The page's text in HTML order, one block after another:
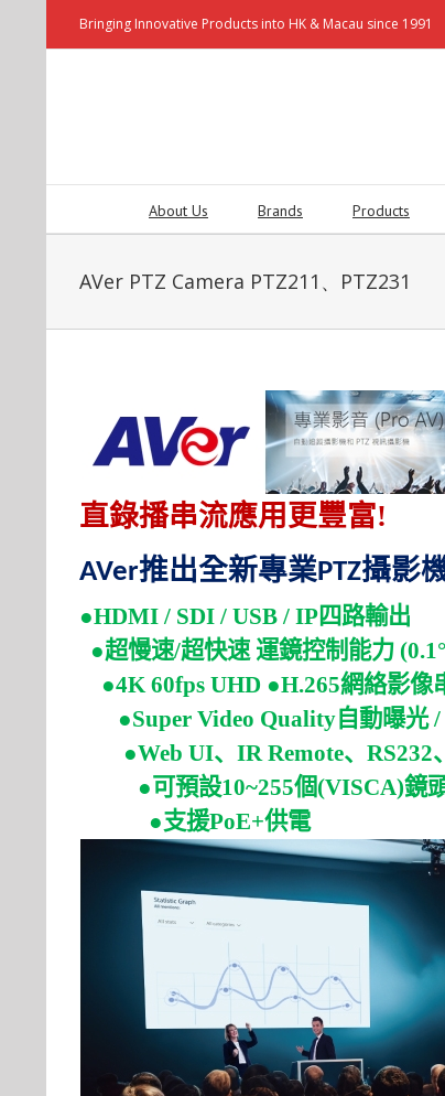
Bringing Innovative Products into HK & Macau since 1991
About Us Brands Products
AVer PTZ Camera PTZ211、PTZ231
直錄播串流應用更豐富!
AVer推出全新專業PTZ攝影
●HDMI / SDI / USB / IP四路輸出
●超慢速/超快速 運鏡控制能力
●4K 60fps UHD ●H.265網絡影像
●Super Video Quality自動曝光/
●Web UI、 IR Remote、 RS232、
●可預設10~255個(VISCA)鏡
●支援PoE+供電